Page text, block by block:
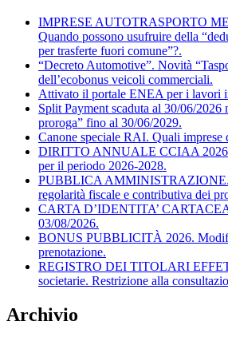
IMPRESE AUTOTRASPORTO
Quando possono usufruire della
per trasferte fuori comune”?.
“Decreto Automotive”. Novità
dell’ecobonus veicoli commerciali.
Attivato il portale ENEA per i lavori
Split Payment scaduta al 30/06/2026
proroga” fino al 30/06/2029.
Canone speciale RAI. Quali imprese
DIRITTO ANNUALE CCIAA
per il periodo 2026-2028.
PUBBLICA AMMINISTRAZIONE.
regolarità fiscale e contributiva dei
CARTA D’IDENTITA’
03/08/2026.
BONUS PUBBLICITÀ 2026.
prenotazione.
REGISTRO DEI TITOLARI
societarie. Restrizione alla
Archivio